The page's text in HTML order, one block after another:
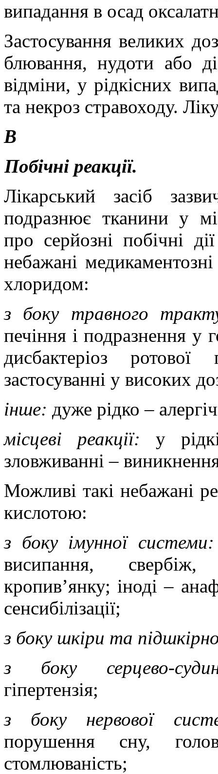
випадання в осад
Застосування великих
блювання, нудоти або
відміни, у рідкісних
та некроз стравоходу.
В
Побічні реакції.
Лікарський засіб
подразнює тканини у
про серйозні побічні
небажані медикаментозні
хлоридом:
з боку травного
печіння і подразнення у
дисбактеріоз
застосуванні у високих
інше: дуже рідко –
місцеві реакції: у
зловживанні –
Можливі такі небажані
кислотою:
з боку імунної
висипання, свербіж,
кропив’янку; іноді –
сенсибілізації;
з боку шкіри та
з боку серцево-
гіпертензія;
з боку нервової
порушення сну,
стомлюваність;